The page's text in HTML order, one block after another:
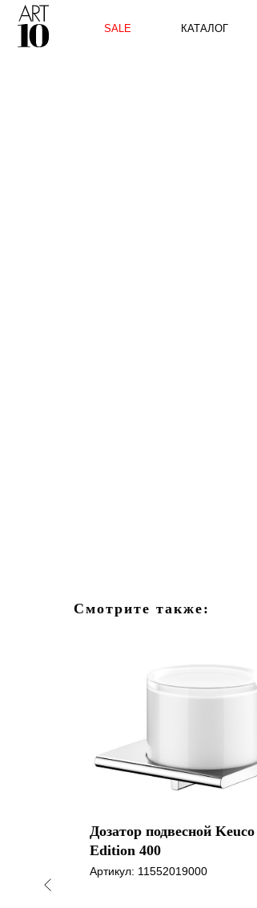
SALE КАТАЛОГ
Смотрите также:
Дозатор подвесной Keuco
Edition 400
Артикул: 11552019000